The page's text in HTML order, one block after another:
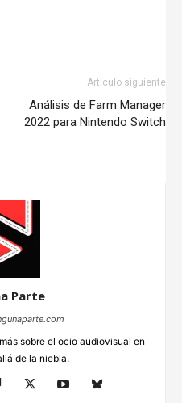
Artículo siguiente
Análisis de Farm Manager
2022 para Nintendo Switch
Parte
sobre el ocio audiovisual en
de la niebla.